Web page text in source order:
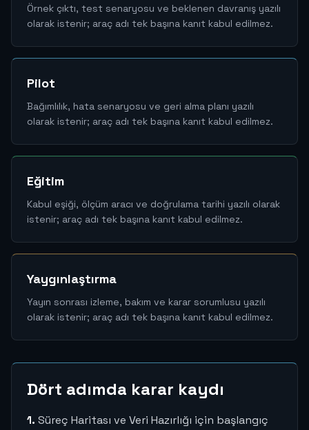
Örnek çıktı, test senaryosu ve beklenen davranış yazılı
olarak istenir; araç adı tek başına kanıt kabul edilmez.
Pilot
Bağımlılık, hata senaryosu ve geri alma planı yazılı
olarak istenir; araç adı tek başına kanıt kabul edilmez.
Eğitim
Kabul eşiği, ölçüm aracı ve doğrulama tarihi yazılı olarak
istenir; araç adı tek başına kanıt kabul edilmez.
Yaygınlaştırma
Yayın sonrası izleme, bakım ve karar sorumlusu yazılı
olarak istenir; araç adı tek başına kanıt kabul edilmez.
Dört adımda karar kaydı
1. Süreç Haritası ve Veri Hazırlığı için başlangıç